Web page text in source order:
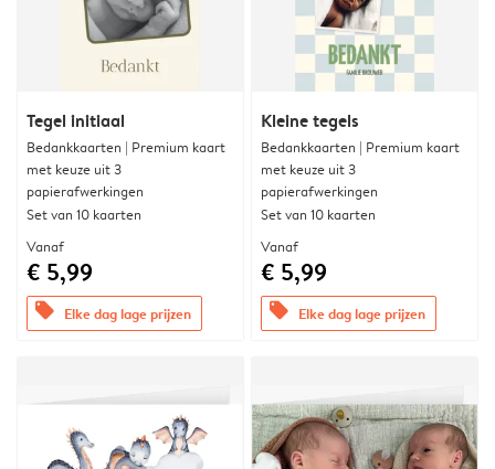
Tegel initiaal
Bedankkaarten | Premium kaart
met keuze uit 3
papierafwerkingen
Set van 10 kaarten
Vanaf
€ 5,99
offers Elke dag lage prijzen
Kleine tegels
Bedankkaarten | Premium kaart
met keuze uit 3
papierafwerkingen
Set van 10 kaarten
Vanaf
€ 5,99
offers Elke dag lage prijzen